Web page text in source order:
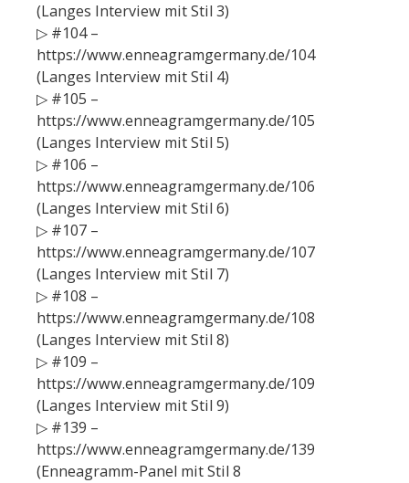
(Langes Interview mit Stil 3)
▷ #104 –
https://www.enneagramgermany.de/104
(Langes Interview mit Stil 4)
▷ #105 –
https://www.enneagramgermany.de/105
(Langes Interview mit Stil 5)
▷ #106 –
https://www.enneagramgermany.de/106
(Langes Interview mit Stil 6)
▷ #107 –
https://www.enneagramgermany.de/107
(Langes Interview mit Stil 7)
▷ #108 –
https://www.enneagramgermany.de/108
(Langes Interview mit Stil 8)
▷ #109 –
https://www.enneagramgermany.de/109
(Langes Interview mit Stil 9)
▷ #139 –
https://www.enneagramgermany.de/139
(Enneagramm-Panel mit Stil 8